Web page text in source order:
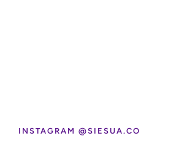
INSTAGRAM @SIESUA.CO